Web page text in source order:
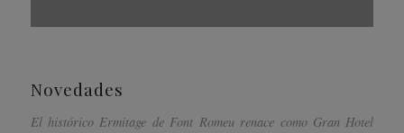
Novedades
El histórico Ermitage de Font Romeu renace como Gran Hotel